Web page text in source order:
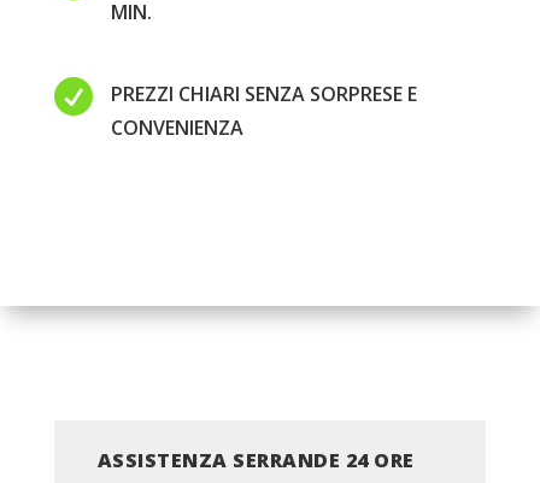
MIN.

PREZZI CHIARI SENZA SORPRESE E
CONVENIENZA
ASSISTENZA SERRANDE 24 ORE